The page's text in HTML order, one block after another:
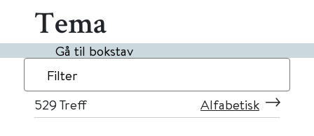
Tema
Gå til bokstav
Filter
529 Treff Alfabetisk